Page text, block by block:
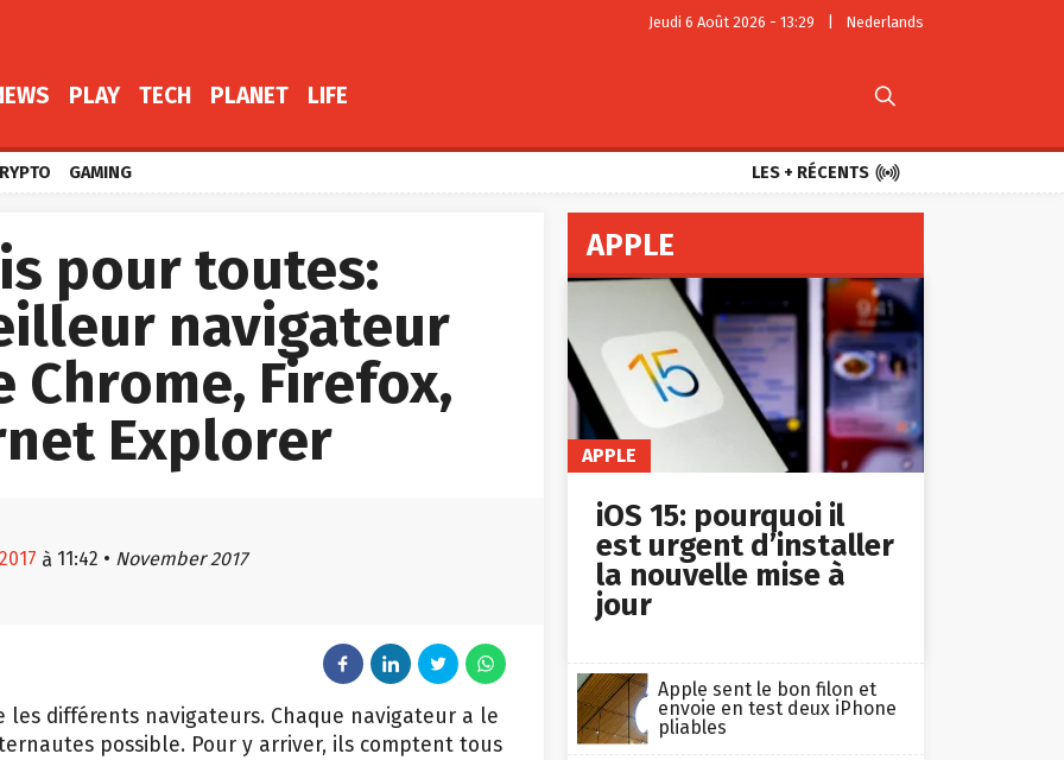
Jeudi 6 Août 2026 - 13:29 Nederlands
PLAY TECH PLANET LIFE 
GAMING LES + RÉCENTS 
pour toutes:
navigateur
Firefox,
Explorer
à 11:42 • November 2017
différents navigateurs. Chaque navigateur a le
possible. Pour y arriver, ils comptent tous
APPLE
APPLE
iOS 15: pourquoi il
est urgent d’installer
la nouvelle mise à
jour
Apple sent le bon filon et
envoie en test deux iPhone
pliables